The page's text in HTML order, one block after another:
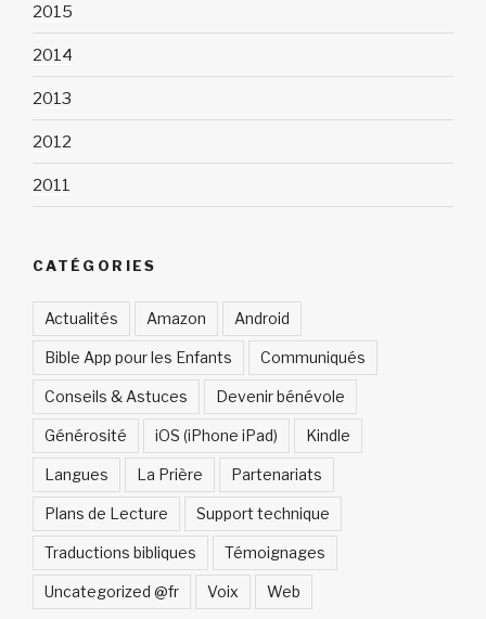
2015
2014
2013
2012
2011
CATÉGORIES
Actualités Amazon Android
Bible App pour les Enfants Communiqués
Conseils & Astuces Devenir bénévole
Générosité iOS (iPhone iPad) Kindle
Langues La Prière Partenariats
Plans de Lecture Support technique
Traductions bibliques Témoignages
Uncategorized @fr Voix Web